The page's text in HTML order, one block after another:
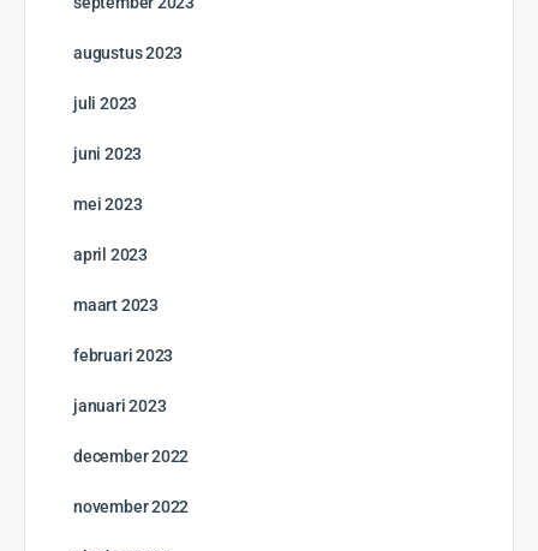
augustus 2023
juli 2023
juni 2023
mei 2023
april 2023
maart 2023
februari 2023
januari 2023
december 2022
november 2022